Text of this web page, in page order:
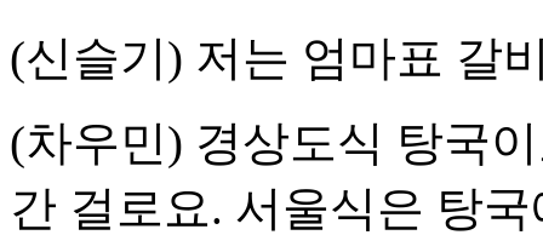
(신슬기) 저는 엄마표 갈
(차우민) 경상도식 탕국
간 걸로요. 서울식은 탕